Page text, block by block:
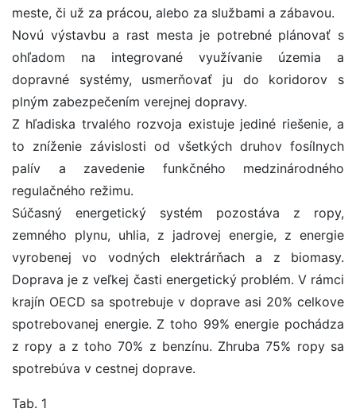
meste, či už za prácou, alebo za službami a zábavou.
Novú výstavbu a rast mesta je potrebné plánovať s
ohľadom na integrované využívanie územia a
dopravné systémy, usmerňovať ju do koridorov s
plným zabezpečením verejnej dopravy.
Z hľadiska trvalého rozvoja existuje jediné riešenie, a
to zníženie závislosti od všetkých druhov fosílnych
palív a zavedenie funkčného medzinárodného
regulačného režimu.
Súčasný energetický systém pozostáva z ropy,
zemného plynu, uhlia, z jadrovej energie, z energie
vyrobenej vo vodných elektrárňach a z biomasy.
Doprava je z veľkej časti energetický problém. V rámci
krajín OECD sa spotrebuje v doprave asi 20% celkove
spotrebovanej energie. Z toho 99% energie pochádza
z ropy a z toho 70% z benzínu. Zhruba 75% ropy sa
spotrebúva v cestnej doprave.
Tab. 1